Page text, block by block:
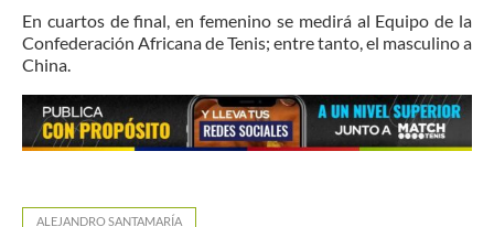
En cuartos de final, en femenino se medirá al Equipo de la
Confederación Africana de Tenis; entre tanto, el masculino a
China.
ALEJANDRO SANTAMARÍA